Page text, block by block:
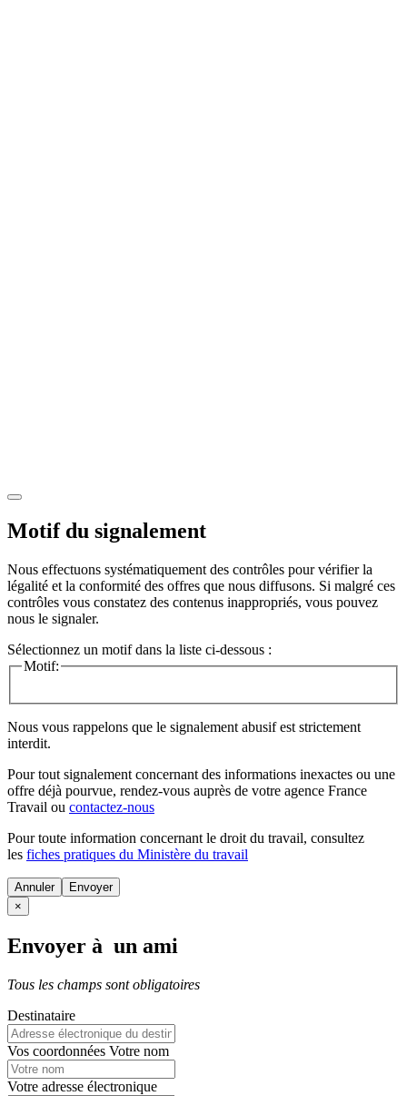
Motif du signalement
Nous effectuons systématiquement des contrôles pour vérifier la
légalité et la conformité des offres que nous diffusons. Si malgré ces
contrôles vous constatez des contenus inappropriés, vous pouvez
nous le signaler.
Sélectionnez un motif dans la liste ci-dessous :
Motif:
Nous vous rappelons que le signalement abusif est strictement
interdit.
Pour tout signalement concernant des informations inexactes ou une
offre déjà pourvue, rendez-vous auprès de votre agence France
Travail ou contactez-nous
Pour toute information concernant le droit du travail, consultez
les fiches pratiques du Ministère du travail
Annuler
×
Envoyer à un ami
Tous les champs sont obligatoires
Destinataire
Vos coordonnées Votre nom
Votre adresse électronique